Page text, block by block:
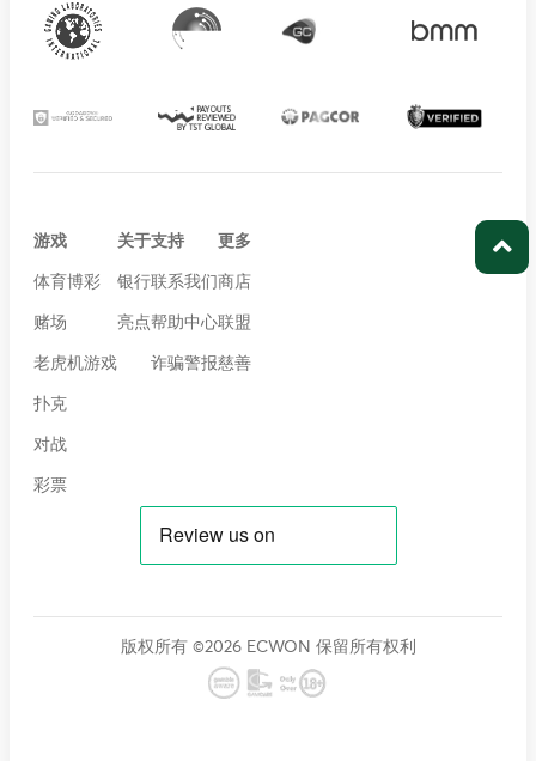
游戏
体育博彩
赌场
老虎机游戏
扑克
对战
彩票
关于
银行
亮点
支持
联系我们
帮助中心
诈骗警报
更多
商店
联盟
慈善
版权所有 ©2026 ECWON 保留所有权利